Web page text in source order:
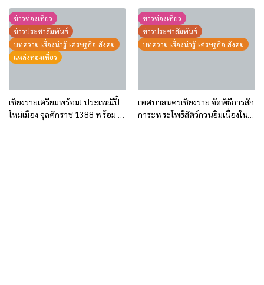
น้ำมันปรับราคาสูงขึ้น
สันโค้ง
ข่าวท่องเที่ยว
ข่าวประชาสัมพันธ์
บทความ-เรื่องน่ารู้-เศรษฐกิจ-สังคม
แหล่งท่องเที่ยว
เชียงรายเตรียมพร้อม! ประเพณีปี๋
ใหม่เมือง จุลศักราช 1388 พร้อม 3
ข่าวท่องเที่ยว
ข่าวประชาสัมพันธ์
บทความ-เรื่องน่ารู้-เศรษฐกิจ-สังคม
เทศบาลนครเชียงราย จัดพิธีการสัก
การะพระโพธิสัตว์กวนอิมเนื่องใน